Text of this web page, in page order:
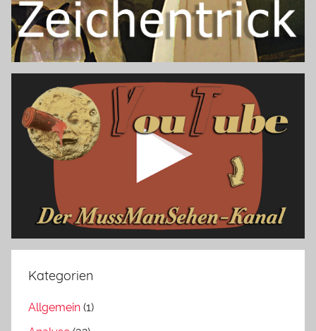
Kategorien
Allgemein (1)